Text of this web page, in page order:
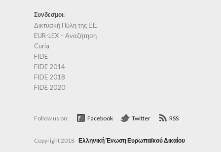
Συνδεσμοι:
Δικτυακή Πύλη της ΕΕ
EUR-LEX – Αναζήτηση
Curia
FIDE
FIDE 2014
FIDE 2018
FIDE 2020
Follow us on: Facebook Twitter RSS
Copyright 2018 -Ελληνική Ένωση Ευρωπαϊκού Δικαίου